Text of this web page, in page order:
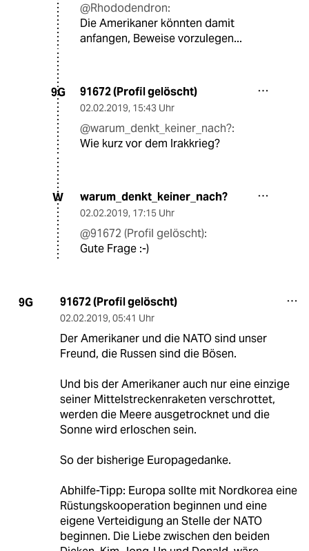
@Rhododendron:
Die Amerikaner könnten damit
anfangen, Beweise vorzulegen...
9G 91672 (Profil gelöscht)
02.02.2019, 15:43 Uhr
@warum_denkt_keiner_nach?:
Wie kurz vor dem Irakkrieg?
W warum_denkt_keiner_nach?
02.02.2019, 17:15 Uhr
@91672 (Profil gelöscht):
Gute Frage :-)
9G 91672 (Profil gelöscht)
02.02.2019, 05:41 Uhr
Der Amerikaner und die NATO sind unser
Freund, die Russen sind die Bösen.
Und bis der Amerikaner auch nur eine einzige
seiner Mittelstreckenraketen verschrottet,
werden die Meere ausgetrocknet und die
Sonne wird erloschen sein.
So der bisherige Europagedanke.
Abhilfe-Tipp: Europa sollte mit Nordkorea eine
Rüstungskooperation beginnen und eine
eigene Verteidigung an Stelle der NATO
beginnen. Die Liebe zwischen den beiden